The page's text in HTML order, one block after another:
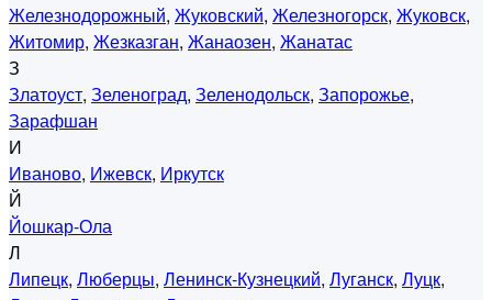
Железнодорожный, Жуковский, Железногорск, Жуковск,
Житомир, Жезказган, Жанаозен, Жанатас
З
Златоуст, Зеленоград, Зеленодольск, Запорожье,
Зарафшан
И
Иваново, Ижевск, Иркутск
Й
Йошкар-Ола
Л
Липецк, Люберцы, Ленинск-Кузнецкий, Луганск, Луцк,